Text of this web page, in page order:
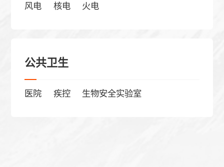
风电 核电 火电
公共卫生
医院 疾控 生物安全实验室